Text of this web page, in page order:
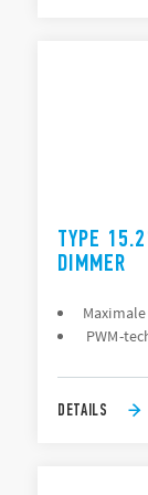
TYPE
DIMMER
PWM-
DETAILS